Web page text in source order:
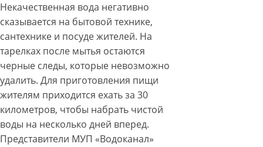
Некачественная вода негативно
сказывается на бытовой технике,
сантехнике и посуде жителей. На
тарелках после мытья остаются
черные следы, которые невозможно
удалить. Для приготовления пищи
жителям приходится ехать за 30
километров, чтобы набрать чистой
воды на несколько дней вперед.
Представители МУП «Водоканал»